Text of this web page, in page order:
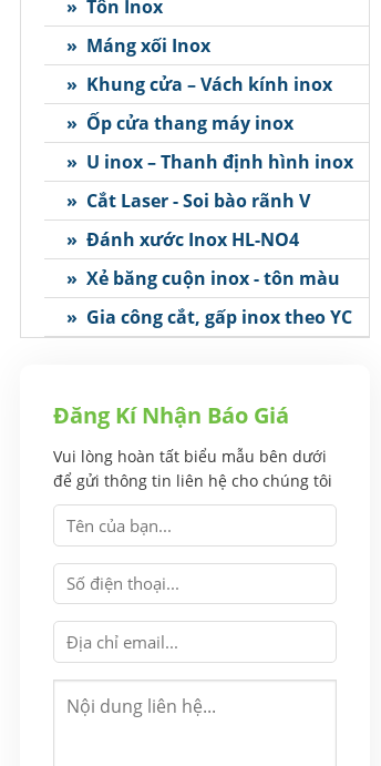
» Tôn Inox
» Máng xối Inox
» Khung cửa – Vách kính inox
» Ốp cửa thang máy inox
» U inox – Thanh định hình inox
» Cắt Laser - Soi bào rãnh V
» Đánh xước Inox HL-NO4
» Xẻ băng cuộn inox - tôn màu
» Gia công cắt, gấp inox theo YC
Đăng Kí Nhận Báo Giá
Vui lòng hoàn tất biểu mẫu bên dưới
để gửi thông tin liên hệ cho chúng tôi